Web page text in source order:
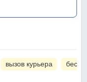
вызов курьера